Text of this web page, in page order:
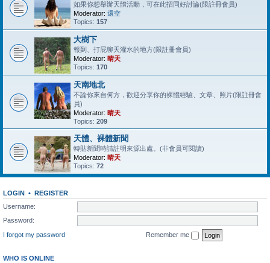
如果你想舉辦天體活動，可在此招同好討論(限註冊會員)
Moderator: 還空
Topics: 157
大樹下
報到、打屁聊天灌水的地方(限註冊會員)
Moderator: 晴天
Topics: 170
天南地北
不論你來自何方，歡迎分享你的裸體經驗、文章、照片(限註冊會
員)
Moderator: 晴天
Topics: 209
天體、裸體新聞
轉貼新聞時請註明來源出處。(非會員可閱讀)
Moderator: 晴天
Topics: 72
LOGIN • REGISTER
Username:
Password:
I forgot my password
Remember me
WHO IS ONLINE